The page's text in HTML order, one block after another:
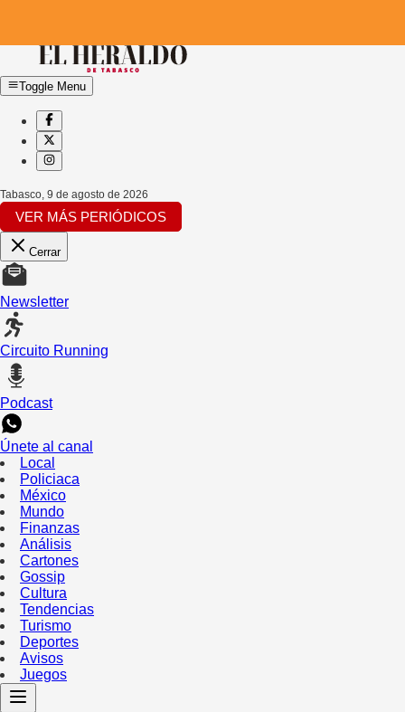
Toggle Menu
Tabasco, 9 de agosto de 2026
VER MÁS PERIÓDICOS
Cerrar
Newsletter
Circuito Running
Podcast
Únete al canal
Local
Policiaca
México
Mundo
Finanzas
Análisis
Cartones
Gossip
Cultura
Tendencias
Turismo
Deportes
Avisos
Juegos